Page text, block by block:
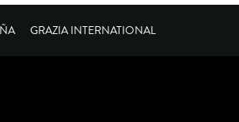
GRAZIA INTERNATIONAL